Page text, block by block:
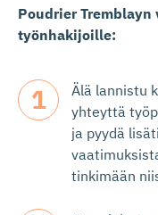
Poudrier
työnhakijoille:
Älä lannistu
yhteyttä
ja pyydä
tinkimään